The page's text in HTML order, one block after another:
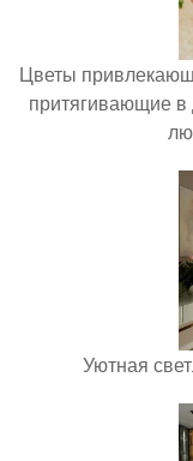
Цветы
притягивающие
Уютная